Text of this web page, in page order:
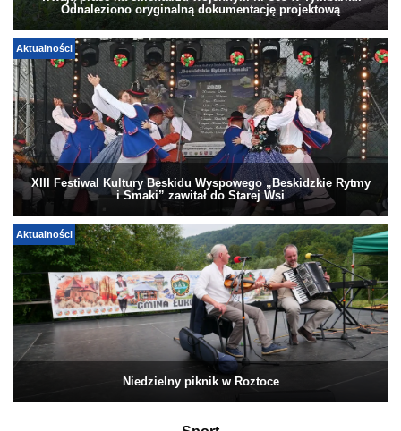
Odnaleziono oryginalną dokumentację projektową
Aktualności
XIII Festiwal Kultury Beskidu Wyspowego „Beskidzkie Rytmy
i Smaki” zawitał do Starej Wsi
Aktualności
Niedzielny piknik w Roztoce